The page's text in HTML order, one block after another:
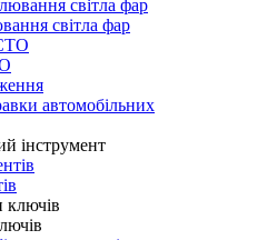
світла фар
автомобільних
інструмент